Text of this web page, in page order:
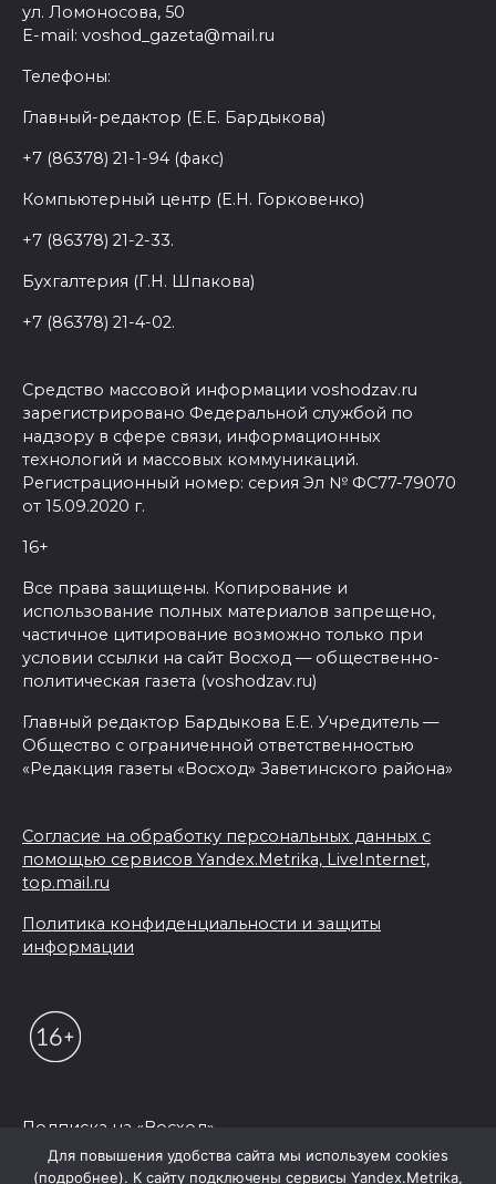
ул. Ломоносова, 50
E-mail: voshod_gazeta@mail.ru
Телефоны:
Главный-редактор (Е.Е. Бардыкова)
+7 (86378) 21-1-94 (факс)
Компьютерный центр (Е.Н. Горковенко)
+7 (86378) 21-2-33.
Бухгалтерия (Г.Н. Шпакова)
+7 (86378) 21-4-02.
Средство массовой информации voshodzav.ru
зарегистрировано Федеральной службой по
надзору в сфере связи, информационных
технологий и массовых коммуникаций.
Регистрационный номер: серия Эл № ФС77-79070
от 15.09.2020 г.
16+
Все права защищены. Копирование и
использование полных материалов запрещено,
частичное цитирование возможно только при
условии ссылки на сайт Восход — общественно-
политическая газета (voshodzav.ru)
Главный редактор Бардыкова Е.Е. Учредитель —
Общество с ограниченной ответственностью
«Редакция газеты «Восход» Заветинского района»
Согласие на обработку персональных данных с
помощью сервисов Yandex.Metrika, LiveInternet,
top.mail.ru
Политика конфиденциальности и защиты
информации
Подписка на «Восход»
Для повышения удобства сайта мы используем cookies
(подробнее). К сайту подключены сервисы Yandex.Metrika,